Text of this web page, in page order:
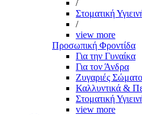
/
Στοματική
/
view more
Προσωπική Φροντίδα
Για την Γυναίκα
Για τον Άνδρα
Ζυγαριές
Καλλυντικά &
Στοματική
view more